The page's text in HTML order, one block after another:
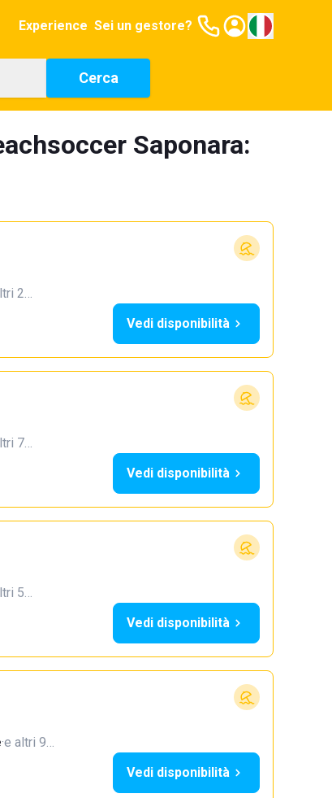
Experience Sei un gestore?
Cerca
Saponara:
2…
Vedi disponibilità
7…
Vedi disponibilità
5…
Vedi disponibilità
·e altri 9…
Vedi disponibilità